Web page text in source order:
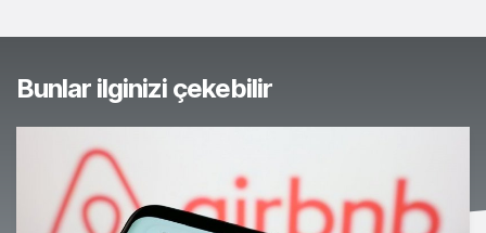
Bunlar ilginizi çekebilir